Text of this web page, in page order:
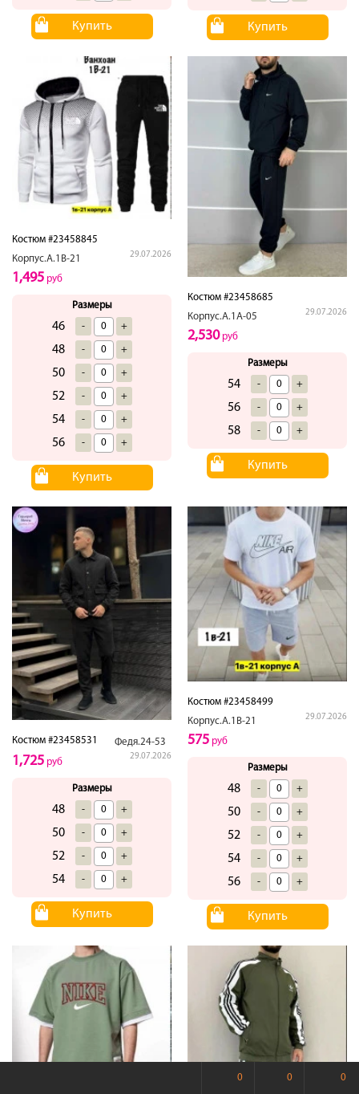
Купить Купить
Костюм #23458845
Корпус.А.1В-21
29.07.2026
1,495 руб
Размеры
46 - +
48 - +
50 - +
52 - +
54 - +
56 - +
Купить
Костюм #23458685
Корпус.А.1А-05
29.07.2026
2,530руб
Размеры
54 - +
56 - +
58 - +
Купить
Костюм #23458531 Федя.24-53
29.07.2026
1,725 руб
Размеры
48 - +
50 - +
52 - +
54 - +
Купить
Костюм #23458499
Корпус.А.1В-21
29.07.2026
575 руб
Размеры
48 - +
50 - +
52 - +
54 - +
56 - +
Купить
0 0 0